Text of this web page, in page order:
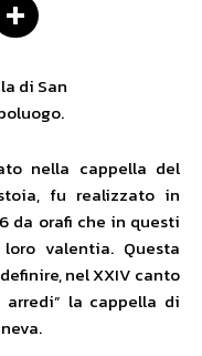
di San
nella cappella del
fu realizzato in
da orafi che in questi
valentia. Questa
nel XXIV canto
arredi” la cappella di